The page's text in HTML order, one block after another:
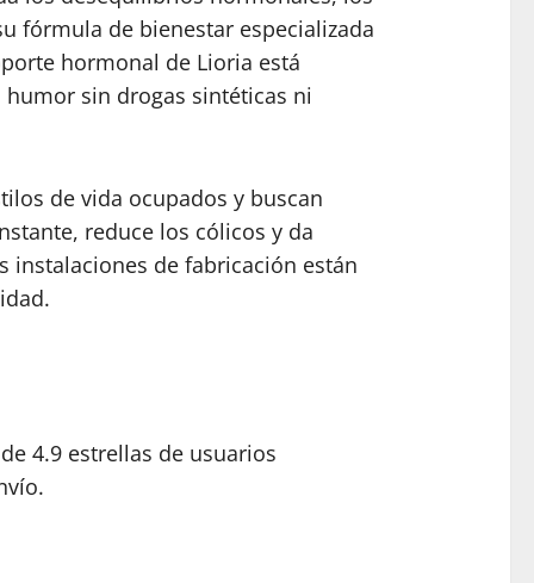
fórmula de bienestar especializada
hormonal de Lioria está
sin drogas sintéticas ni
de vida ocupados y buscan
reduce los cólicos y da
instalaciones de fabricación están
4.9 estrellas de usuarios